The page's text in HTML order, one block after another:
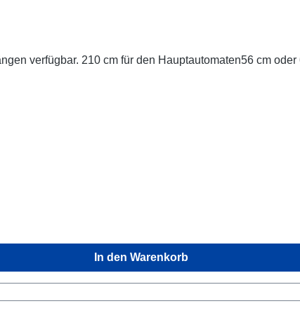
verfügbar. 210 cm für den Hauptautomaten56 cm
In den Warenkorb